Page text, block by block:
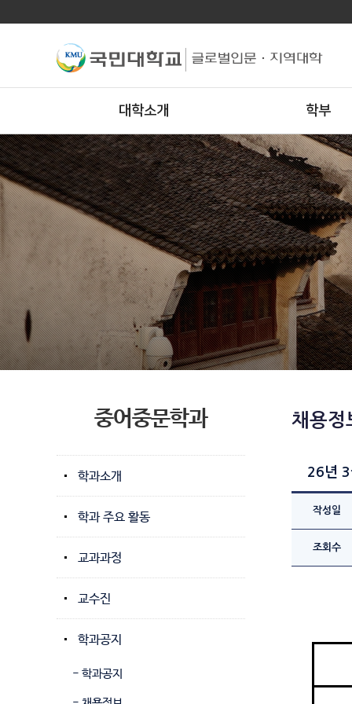
대학소개 학부
중어중문학과
학과소개
학과 주요 활동
교과과정
교수진
학과공지
- 학과공지
채용정
26년 3
작성일
조회수